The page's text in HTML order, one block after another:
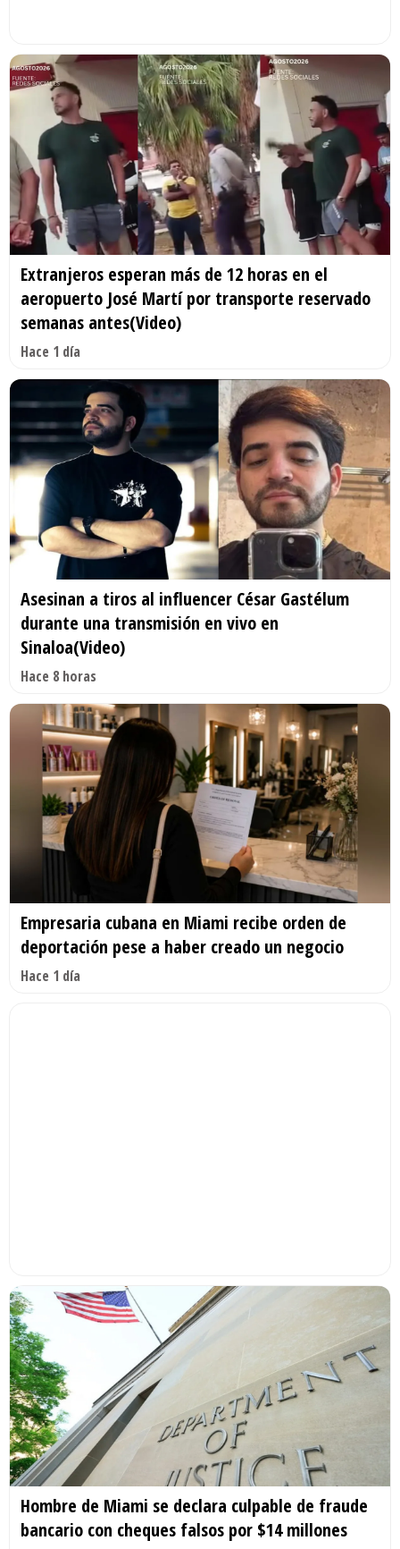
Extranjeros esperan más de 12 horas en el
aeropuerto José Martí por transporte reservado
semanas antes(Video)
Hace 1 día
Asesinan a tiros al influencer César Gastélum
durante una transmisión en vivo en
Sinaloa(Video)
Hace 8 horas
Empresaria cubana en Miami recibe orden de
deportación pese a haber creado un negocio
Hace 1 día
Hombre de Miami se declara culpable de fraude
bancario con cheques falsos por $14 millones